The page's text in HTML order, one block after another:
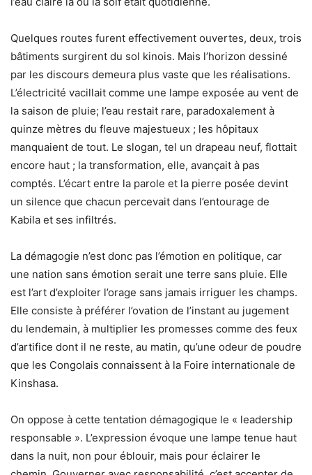
Quelques routes furent effectivement ouvertes, deux, trois
bâtiments surgirent du sol kinois. Mais l’horizon dessiné
par les discours demeura plus vaste que les réalisations.
L’électricité vacillait comme une lampe exposée au vent de
la saison de pluie; l’eau restait rare, paradoxalement à
quinze mètres du fleuve majestueux ; les hôpitaux
manquaient de tout. Le slogan, tel un drapeau neuf, flottait
encore haut ; la transformation, elle, avançait à pas
comptés. L’écart entre la parole et la pierre posée devint
un silence que chacun percevait dans l’entourage de
Kabila et ses infiltrés.
La démagogie n’est donc pas l’émotion en politique, car
une nation sans émotion serait une terre sans pluie. Elle
est l’art d’exploiter l’orage sans jamais irriguer les champs.
Elle consiste à préférer l’ovation de l’instant au jugement
du lendemain, à multiplier les promesses comme des feux
d’artifice dont il ne reste, au matin, qu’une odeur de poudre
que les Congolais connaissent à la Foire internationale de
Kinshasa.
On oppose à cette tentation démagogique le « leadership
responsable ». L’expression évoque une lampe tenue haut
dans la nuit, non pour éblouir, mais pour éclairer le